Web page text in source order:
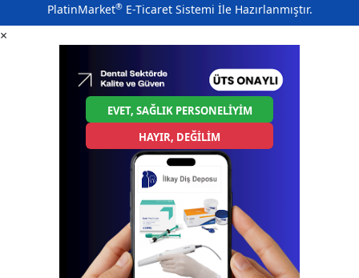
PlatinMarket®E-Ticaret Sistemi İle Hazırlanmıştır.
×
EVET, SAĞLIK PERSONELİYİM
HAYIR, DEĞİLİM